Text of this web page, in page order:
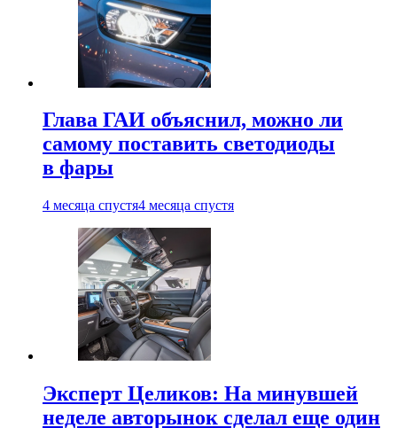
Глава ГАИ объяснил, можно ли
самому поставить светодиоды
в фары
4 месяца спустя4 месяца спустя
Эксперт Целиков: На минувшей
неделе авторынок сделал еще один